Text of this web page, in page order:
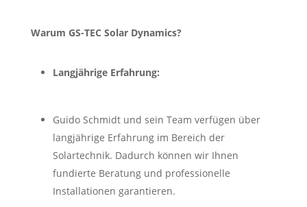
Warum GS-TEC Solar Dynamics?
Langjährige Erfahrung:
Guido Schmidt und sein Team verfügen über
langjährige Erfahrung im Bereich der
Solartechnik. Dadurch können wir Ihnen
fundierte Beratung und professionelle
Installationen garantieren.